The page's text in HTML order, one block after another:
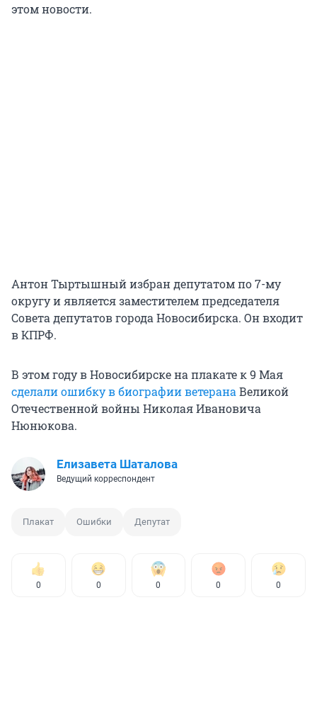
этом новости.
Антон Тыртышный избран депутатом по 7-му
округу и является заместителем председателя
Совета депутатов города Новосибирска. Он входит
в КПРФ.
В этом году в Новосибирске на плакате к 9 Мая
сделали ошибку в биографии ветерана Великой
Отечественной войны Николая Ивановича
Нюнюкова.
Елизавета Шаталова
Ведущий корреспондент
Плакат Ошибки Депутат
0 0 0 0 0